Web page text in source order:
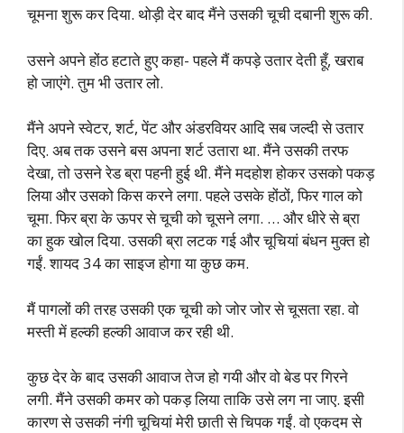
चूमना शुरू कर दिया. थोड़ी देर बाद मैंने उसकी चूची दबानी शुरू की.
उसने अपने होंठ हटाते हुए कहा- पहले मैं कपड़े उतार देती हूँ, खराब
हो जाएंगे. तुम भी उतार लो.
मैंने अपने स्वेटर, शर्ट, पेंट और अंडरवियर आदि सब जल्दी से उतार
दिए. अब तक उसने बस अपना शर्ट उतारा था. मैंने उसकी तरफ
देखा, तो उसने रेड ब्रा पहनी हुई थी. मैंने मदहोश होकर उसको पकड़
लिया और उसको किस करने लगा. पहले उसके होंठों, फिर गाल को
चूमा. फिर ब्रा के ऊपर से चूची को चूसने लगा. … और धीरे से ब्रा
का हुक खोल दिया. उसकी ब्रा लटक गई और चूचियां बंधन मुक्त हो
गईं. शायद 34 का साइज होगा या कुछ कम.
मैं पागलों की तरह उसकी एक चूची को जोर जोर से चूसता रहा. वो
मस्ती में हल्की हल्की आवाज कर रही थी.
कुछ देर के बाद उसकी आवाज तेज हो गयी और वो बेड पर गिरने
लगी. मैंने उसकी कमर को पकड़ लिया ताकि उसे लग ना जाए. इसी
कारण से उसकी नंगी चूचियां मेरी छाती से चिपक गईं. वो एकदम से